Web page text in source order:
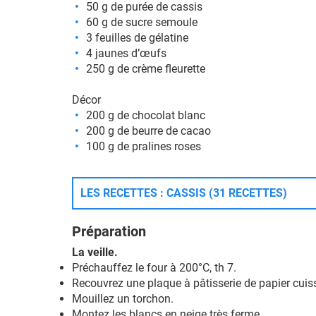
50 g de purée de cassis
60 g de sucre semoule
3 feuilles de gélatine
4 jaunes d’œufs
250 g de crème fleurette
Décor
200 g de chocolat blanc
200 g de beurre de cacao
100 g de pralines roses
LES RECETTES : CASSIS (31 RECETTES)
Préparation
La veille.
Préchauffez le four à 200°C, th 7.
Recouvrez une plaque à pâtisserie de papier
Mouillez un torchon.